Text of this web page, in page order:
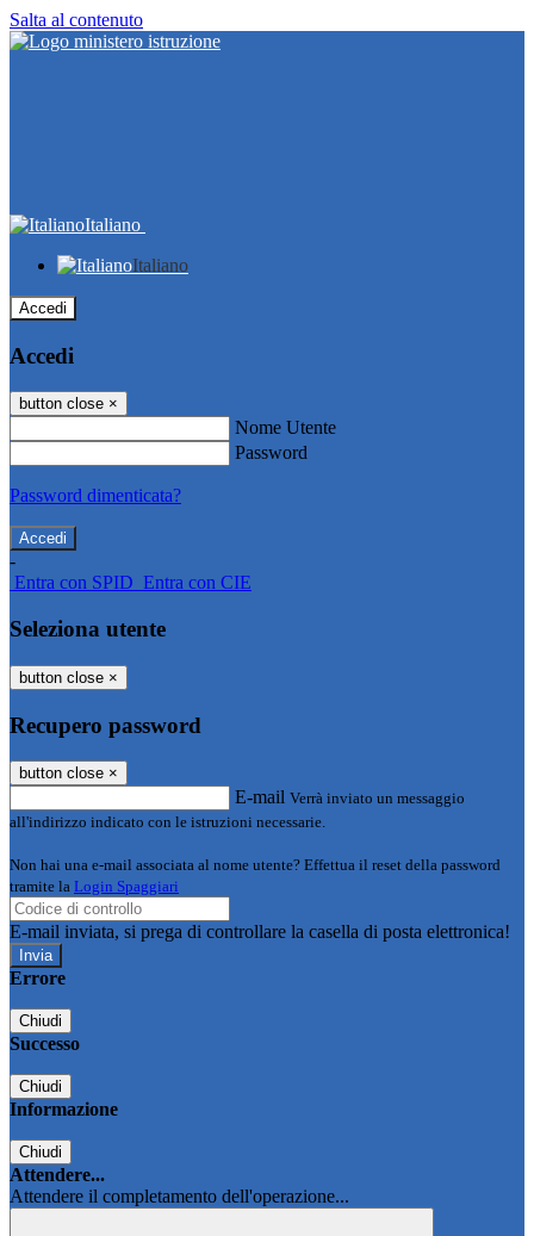
Salta al contenuto
Italiano
Italiano
Accedi
Accedi
button close ×
Nome Utente
Password
Password dimenticata?
-
Entra con SPID Entra con CIE
Seleziona utente
button close ×
Recupero password
button close ×
E-mail Verrà inviato un messaggio
all'indirizzo indicato con le istruzioni necessarie.
Non hai una e-mail associata al nome utente? Effettua il reset della password
tramite la Login Spaggiari
E-mail inviata, si prega di controllare la casella di posta elettronica!
Errore
Chiudi
Successo
Chiudi
Informazione
Chiudi
Attendere...
Attendere il completamento dell'operazione...